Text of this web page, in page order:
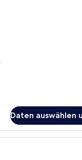
Daten auswählen